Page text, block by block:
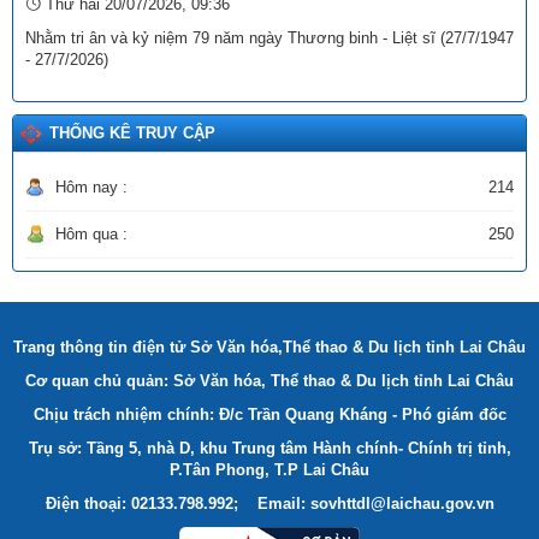
Tên: (THÔNG TƯ Quy định và hướng dẫn công tác thi đua,
khen thưởng về Dân quân tự vệ)
Thứ hai 20/07/2026, 09:36
Nhằm tri ân và kỷ niệm 79 năm ngày Thương binh - Liệt sĩ (27/7/1947
- 27/7/2026)
THỐNG KÊ TRUY CẬP
Hôm nay : 214
Hôm qua : 250
Trang thông tin điện tử Sở Văn hóa,Thể thao & Du lịch tỉnh Lai Châu
Cơ quan chủ quản: Sở Văn hóa, Thể thao & Du lịch tỉnh Lai Châu
Chịu trách nhiệm chính: Đ/c Trần Quang Kháng - Phó giám đốc
Trụ sở: Tầng 5, nhà D, khu Trung tâm Hành chính- Chính trị tỉnh,
P.Tân Phong, T.P Lai Châu
Điện thoại: 02133.798.992; Email: sovhttdl@laichau.gov.vn